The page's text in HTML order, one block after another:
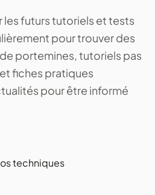
les futurs tutoriels et tests
pour trouver des
portemines, tutoriels pas
fiches pratiques
pour être informé
techniques